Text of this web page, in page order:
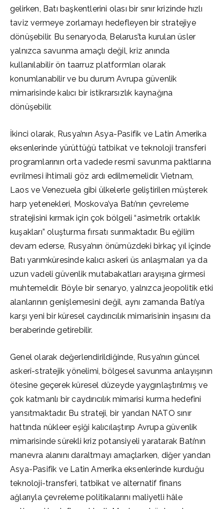
gelirken, Batı başkentlerini olası bir sınır krizinde hızlı
taviz vermeye zorlamayı hedefleyen bir stratejiye
dönüşebilir. Bu senaryoda, Belarus’ta kurulan üsler
yalnızca savunma amaçlı değil, kriz anında
kullanılabilir ön taarruz platformları olarak
konumlanabilir ve bu durum Avrupa güvenlik
mimarisinde kalıcı bir istikrarsızlık kaynağına
dönüşebilir.
İkinci olarak, Rusya’nın Asya-Pasifik ve Latin Amerika
eksenlerinde yürüttüğü tatbikat ve teknoloji transferi
programlarının orta vadede resmî savunma paktlarına
evrilmesi ihtimali göz ardı edilmemelidir. Vietnam,
Laos ve Venezuela gibi ülkelerle geliştirilen müşterek
harp yetenekleri, Moskova’ya Batı’nın çevreleme
stratejisini kırmak için çok bölgeli “asimetrik ortaklık
kuşakları” oluşturma fırsatı sunmaktadır. Bu eğilim
devam ederse, Rusya’nın önümüzdeki birkaç yıl içinde
Batı yarımküresinde kalıcı askerî üs anlaşmaları ya da
uzun vadeli güvenlik mutabakatları arayışına girmesi
muhtemeldir. Böyle bir senaryo, yalnızca jeopolitik etki
alanlarının genişlemesini değil, aynı zamanda Batı’ya
karşı yeni bir küresel caydırıcılık mimarisinin inşasını da
beraberinde getirebilir.
Genel olarak değerlendirildiğinde, Rusya’nın güncel
askerî-stratejik yönelimi, bölgesel savunma anlayışının
ötesine geçerek küresel düzeyde yaygınlaştırılmış ve
çok katmanlı bir caydırıcılık mimarisi kurma hedefini
yansıtmaktadır. Bu strateji, bir yandan NATO sınır
hattında nükleer eşiği kalıcılaştırıp Avrupa güvenlik
mimarisinde sürekli kriz potansiyeli yaratarak Batı’nın
manevra alanını daraltmayı amaçlarken, diğer yandan
Asya-Pasifik ve Latin Amerika eksenlerinde kurduğu
teknoloji-transferi, tatbikat ve alternatif finans
ağlarıyla çevreleme politikalarını maliyetli hâle